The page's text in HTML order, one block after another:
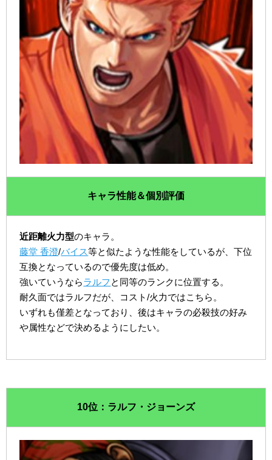
キャラ性能＆個別評価
近距離火力型のキャラ。
藤堂 香澄/バイス等と似たような性能をしているが、下位
互換となっているので優先度は低め。
強いていうならラルフ と同等のランクに位置する。
耐久面ではラルフだが、コスト/火力ではこちら。
いずれも僅差となっており、後はキャラの必殺技の好み
や属性などで決めるようにしたい。
10位：ラルフ・ジョーンズ